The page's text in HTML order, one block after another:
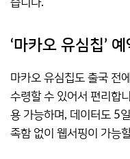
습니다.
‘마카오 유심칩’ 예
마카오 유심칩도 출국 전
수령할 수 있어서 편리합
용 가능하며, 데이터도 5
족함 없이 웹서핑이 가능